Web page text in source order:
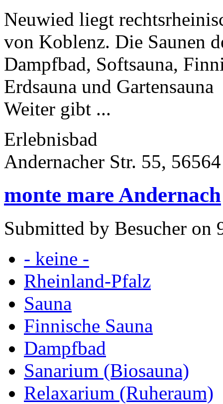
Neuwied liegt
von Koblenz. Die Saunen
Dampfbad, Softsauna,
Erdsauna und Gartensauna
Weiter gibt ...
Erlebnisbad
Andernacher Str. 55,
monte mare Andernach
Submitted by Besucher on
- keine -
Rheinland-Pfalz
Sauna
Finnische Sauna
Dampfbad
Sanarium (Biosauna)
Relaxarium (Ruheraum)